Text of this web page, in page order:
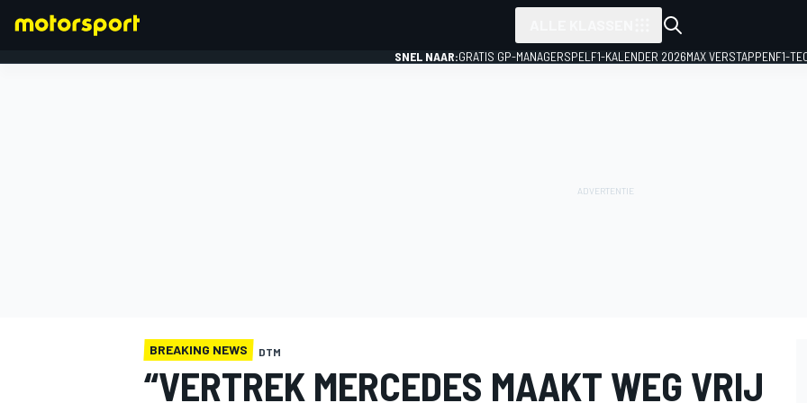
SNEL NAAR:GRATIS GP-MANAGERSPEL F1-KALENDER 2026MAX VERSTAPPENF1-
BREAKING NEWS DTM
“VERTREK MERCEDES MAAKT WEG VRIJ